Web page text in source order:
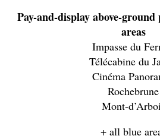
Pay-and-display above-
areas
Impasse du
Télécabine du
Cinéma
Rochebrune
Mont-
+ all blue